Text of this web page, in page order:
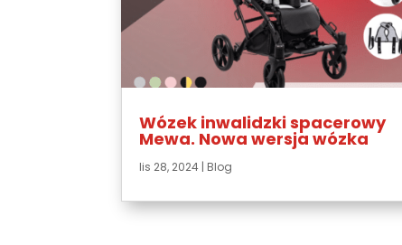
Wózek inwalidzki spacerowy
Mewa. Nowa wersja wózka
lis 28, 2024 | Blog